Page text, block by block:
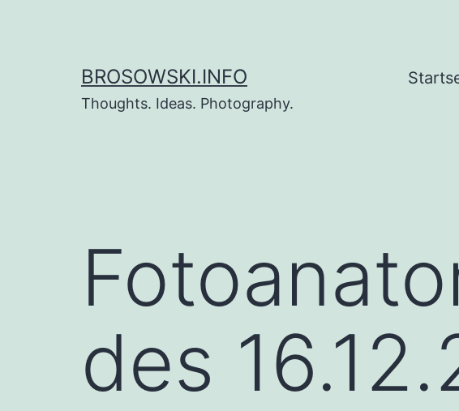
BROSOWSKI.INFO
Thoughts. Ideas. Photography.
des